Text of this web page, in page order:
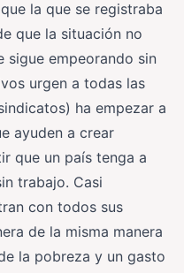
la que se registraba
que la situación no
sigue empeorando sin
urgen a todas las
ha empezar a
ayuden a crear
que un país tenga a
trabajo. Casi
con todos sus
de la misma manera
la pobreza y un gasto